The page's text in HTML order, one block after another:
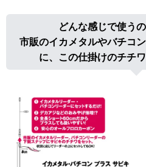
どんな感じで使う
市販のイカメタルやバチコ
に、この仕掛けのチチ